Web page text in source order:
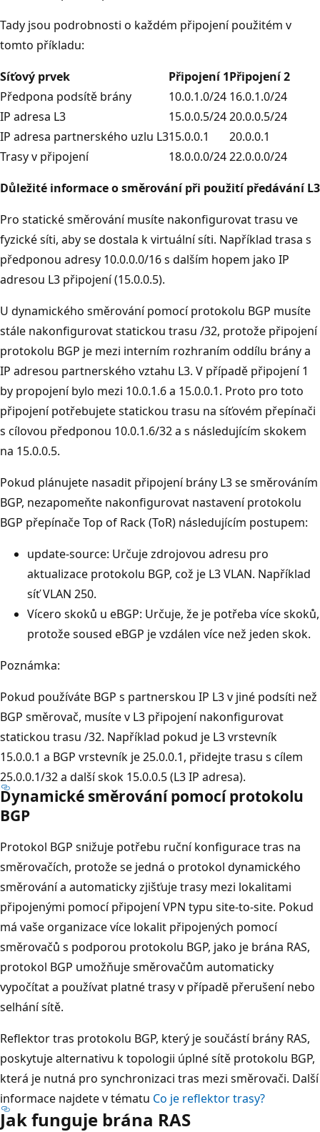
Tady jsou podrobnosti o každém připojení použitém v
tomto příkladu:
Síťový prvek
Připojení 1Připojení 2
Předpona podsítě brány
10.0.1.0/24 16.0.1.0/24
IP adresa L3
15.0.0.5/2420.0.0.5/24
IP adresa partnerského uzlu L315.0.0.1
20.0.0.1
Trasy v připojení
18.0.0.0/2422.0.0.0/24
Důležité informace o směrování při použití předávání L3
Pro statické směrování musíte nakonfigurovat trasu ve
fyzické síti, aby se dostala k virtuální síti. Například trasa s
předponou adresy 10.0.0.0/16 s dalším hopem jako IP
adresou L3 připojení (15.0.0.5).
U dynamického směrování pomocí protokolu BGP musíte
stále nakonfigurovat statickou trasu /32, protože připojení
protokolu BGP je mezi interním rozhraním oddílu brány a
IP adresou partnerského vztahu L3. V případě připojení 1
by propojení bylo mezi 10.0.1.6 a 15.0.0.1. Proto pro toto
připojení potřebujete statickou trasu na síťovém přepínači
s cílovou předponou 10.0.1.6/32 a s následujícím skokem
na 15.0.0.5.
Pokud plánujete nasadit připojení brány L3 se směrováním
BGP, nezapomeňte nakonfigurovat nastavení protokolu
BGP přepínače Top of Rack (ToR) následujícím postupem:
update-source: Určuje zdrojovou adresu pro
aktualizace protokolu BGP, což je L3 VLAN. Například
síť VLAN 250.
Vícero skoků u eBGP: Určuje, že je potřeba více skoků,
protože soused eBGP je vzdálen více než jeden skok.
Poznámka:
Pokud používáte BGP s partnerskou IP L3 v jiné podsíti než
BGP směrovač, musíte v L3 připojení nakonfigurovat
statickou trasu /32. Například pokud je L3 vrstevník
15.0.0.1 a BGP vrstevník je 25.0.0.1, přidejte trasu s cílem
25.0.0.1/32 a další skok 15.0.0.5 (L3 IP adresa).
Dynamické směrování pomocí protokolu
BGP
Protokol BGP snižuje potřebu ruční konfigurace tras na
směrovačích, protože se jedná o protokol dynamického
směrování a automaticky zjišťuje trasy mezi lokalitami
připojenými pomocí připojení VPN typu site-to-site. Pokud
má vaše organizace více lokalit připojených pomocí
směrovačů s podporou protokolu BGP, jako je brána RAS,
protokol BGP umožňuje směrovačům automaticky
vypočítat a používat platné trasy v případě přerušení nebo
selhání sítě.
Reflektor tras protokolu BGP, který je součástí brány RAS,
poskytuje alternativu k topologii úplné sítě protokolu BGP,
která je nutná pro synchronizaci tras mezi směrovači. Další
informace najdete v tématu Co je reflektor trasy?
Jak funguje brána RAS